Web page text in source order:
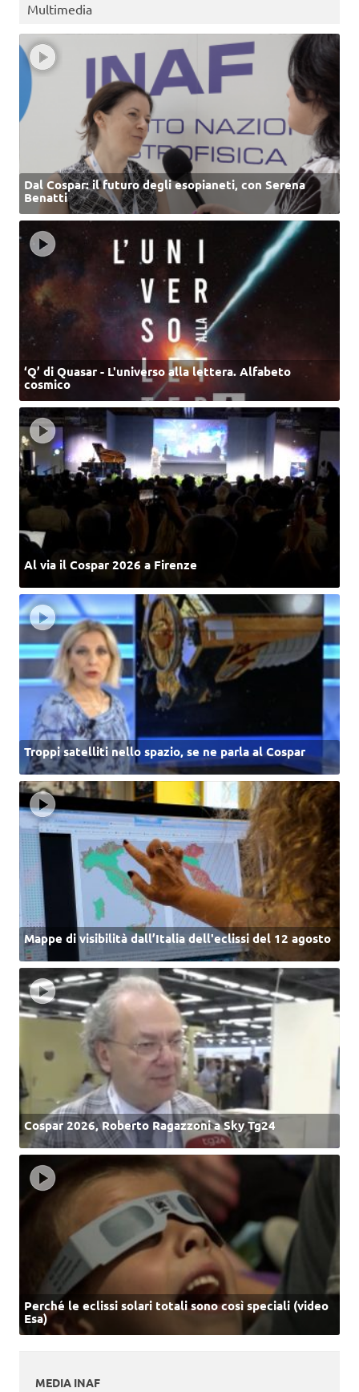
Multimedia
Dal Cospar: il futuro degli esopianeti, con Serena
Benatti
‘Q’ di Quasar - L'universo alla lettera. Alfabeto
cosmico
Al via il Cospar 2026 a Firenze
Troppi satelliti nello spazio, se ne parla al Cospar
Mappe di visibilità dall’Italia dell'eclissi del 12 agosto
Cospar 2026, Roberto Ragazzoni a Sky Tg24
Perché le eclissi solari totali sono così speciali (video
Esa)
MEDIA INAF